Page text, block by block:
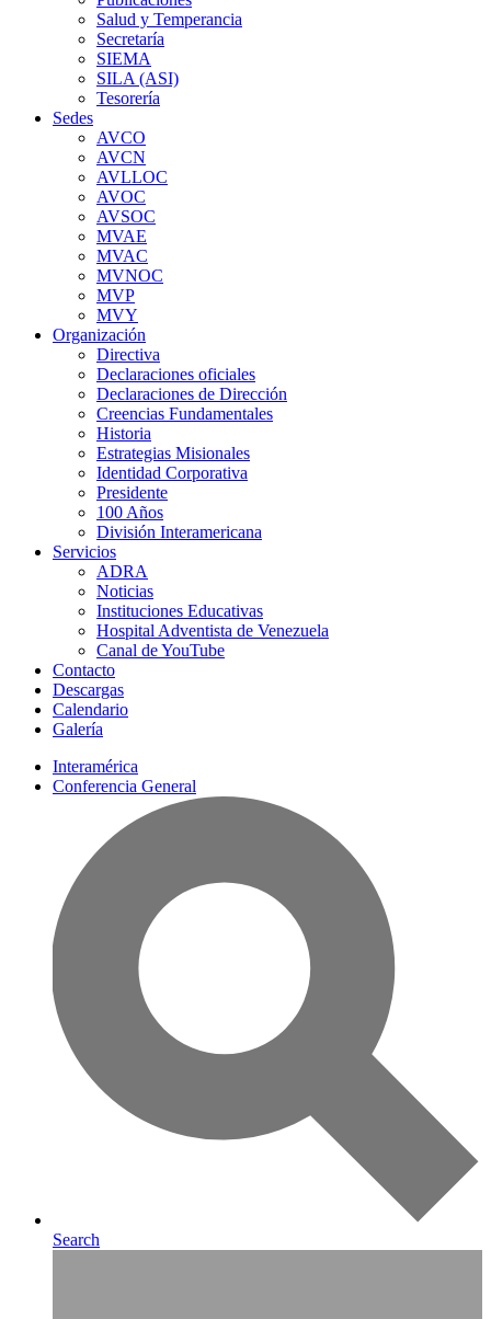
Salud y Temperancia
Secretaría
SIEMA
SILA (ASI)
Tesorería
Sedes
AVCO
AVCN
AVLLOC
AVOC
AVSOC
MVAE
MVAC
MVNOC
MVP
MVY
Organización
Directiva
Declaraciones oficiales
Declaraciones de Dirección
Creencias Fundamentales
Historia
Estrategias Misionales
Identidad Corporativa
Presidente
100 Años
División Interamericana
Servicios
ADRA
Noticias
Instituciones Educativas
Hospital Adventista de Venezuela
Canal de YouTube
Contacto
Descargas
Calendario
Galería
Interamérica
Conferencia General
Search